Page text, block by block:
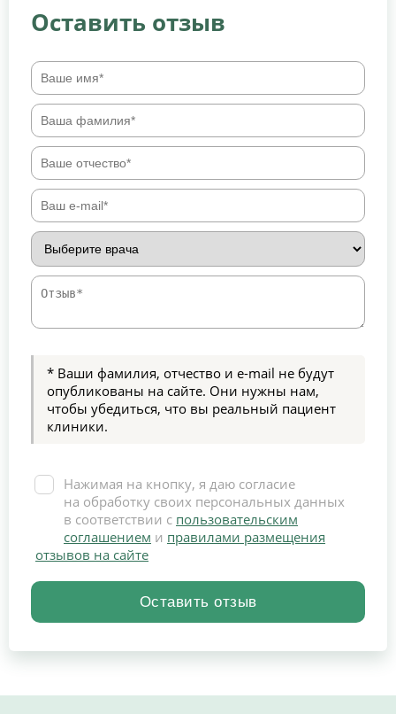
Оставить отзыв
* Ваши фамилия, отчество и e-mail не будут
опубликованы на сайте. Они нужны нам,
чтобы убедиться, что вы реальный пациент
клиники.
Нажимая на кнопку, я даю согласие
на обработку своих персональных данных
в соответствии с пользовательским
соглашением и правилами размещения
отзывов на сайте